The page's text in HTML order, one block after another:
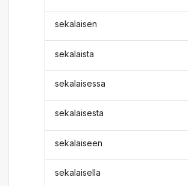
sekalaisen
sekalaista
sekalaisessa
sekalaisesta
sekalaiseen
sekalaisella